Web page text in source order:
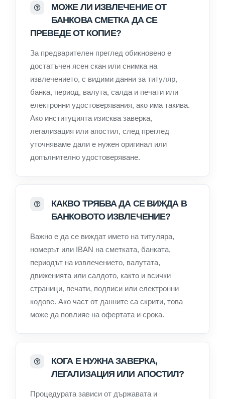
МОЖЕ ЛИ ИЗВЛЕЧЕНИЕ ОТ
БАНКОВА СМЕТКА ДА СЕ
ПРЕВЕДЕ ОТ КОПИЕ?
За предварителен преглед обикновено е
достатъчен ясен скан или снимка на
извлечението, с видими данни за титуляр,
банка, период, валута, салда и печати или
електронни удостоверявания, ако има такива.
Ако институцията изисква заверка,
легализация или апостил, след преглед
уточняваме дали е нужен оригинал или
допълнително удостоверяване.
КАКВО ТРЯБВА ДА СЕ ВИЖДА В
БАНКОВОТО ИЗВЛЕЧЕНИЕ?
Важно е да се виждат името на титуляра,
номерът или IBAN на сметката, банката,
периодът на извлечението, валутата,
движенията или салдото, както и всички
страници, печати, подписи или електронни
кодове. Ако част от данните са скрити, това
може да повлияе на офертата и срока.
КОГА Е НУЖНА ЗАВЕРКА,
ЛЕГАЛИЗАЦИЯ ИЛИ АПОСТИЛ?
Процедурата зависи от държавата и